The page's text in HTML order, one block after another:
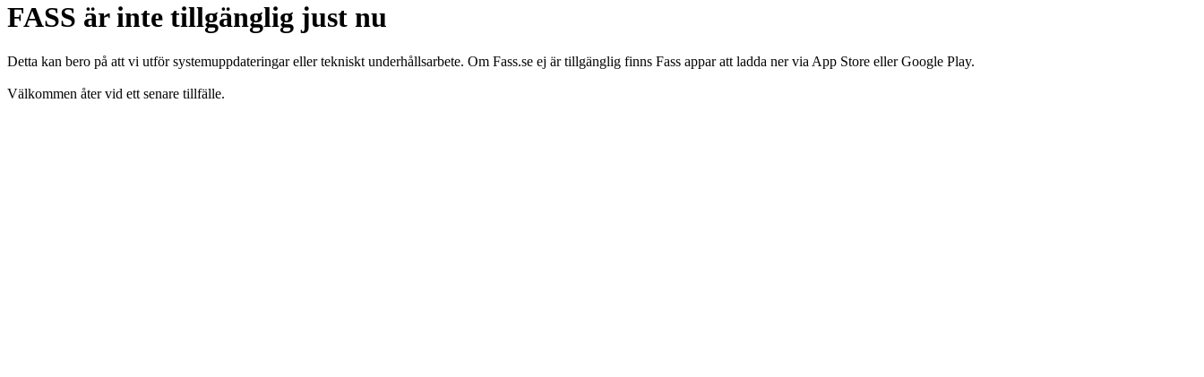
FASS är inte tillgänglig just nu
Detta kan bero på att vi utför systemuppdateringar eller tekniskt underhållsarbete. Om Fass.se ej är tillgänglig finns Fass appar att ladda ner via App Store eller Google Play.
Välkommen åter vid ett senare tillfälle.